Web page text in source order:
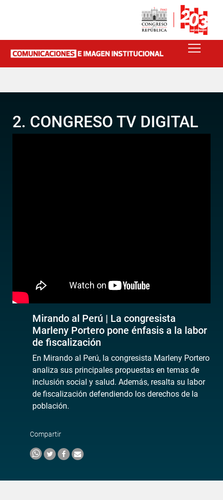
2. CONGRESO TV DIGITAL
Mirando al Perú | La congresista
Marleny Portero pone énfasis a la labor
de fiscalización
En Mirando al Perú, la congresista Marleny Portero
analiza sus principales propuestas en temas de
inclusión social y salud. Además, resalta su labor
de fiscalización defendiendo los derechos de la
población.
Compartir